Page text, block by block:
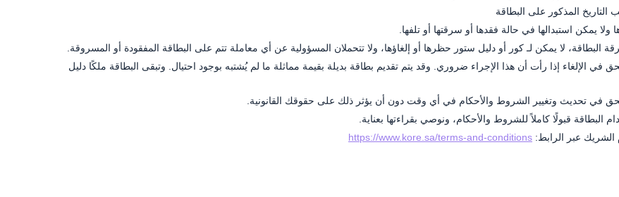
التاريخ المذكور على البطاقة
ولا يمكن استبدالها في حالة فقدها أو سرقتها أو تلفها.
البطاقة، لا يمكن لـ كور أو دليل ستور حظرها أو إلغاؤها، ولا تتحملان المسؤولية عن أي معاملة تتم على البطاقة المفقودة أو المسروقة.
في الإلغاء إذا رأت أن هذا الإجراء ضروري. وقد يتم تقديم بطاقة بديلة بقيمة مماثلة ما لم يُشتبه بوجود احتيال. وتبقى البطاقة ملكًا دليل
في تحديث وتغيير الشروط والأحكام في أي وقت دون أن يؤثر ذلك على حقوقك القانونية.
البطاقة قبولًا كاملاً للشروط والأحكام، ونوصي بقراءتها بعناية.
عبر الرابط: https://www.kore.sa/terms-and-conditions